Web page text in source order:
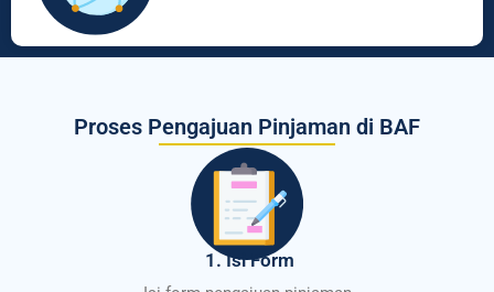
Proses Pengajuan Pinjaman di BAF
1. Isi Form